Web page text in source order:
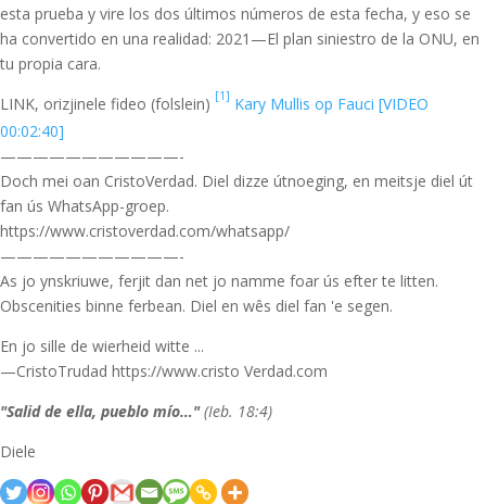
esta prueba y vire los dos últimos números de esta fecha, y eso se
ha convertido en una realidad: 2021—El plan siniestro de la ONU, en
tu propia cara.
LINK, orizjinele fideo (folslein) [1] Kary Mullis op Fauci [VIDEO
00:02:40]
———————————-
Doch mei oan CristoVerdad. Diel dizze útnoeging, en meitsje diel út
fan ús WhatsApp-groep.
https://www.cristoverdad.com/whatsapp/
———————————-
As jo ynskriuwe, ferjit dan net jo namme foar ús efter te litten.
Obscenities binne ferbean. Diel en wês diel fan 'e segen.
En jo sille de wierheid witte ...
—CristoTrudad https://www.cristo Verdad.com
"Salid de ella, pueblo mío…"(Ieb. 18:4)
Diele